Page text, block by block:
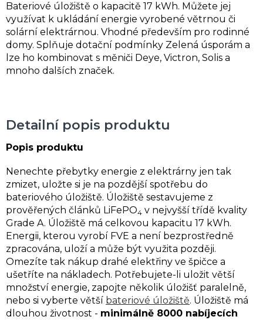
Bateriové úložiště o kapacitě 17 kWh. Můžete jej
využívat k ukládání energie vyrobené větrnou či
solární elektrárnou. Vhodné především pro rodinné
domy. Splňuje dotační podmínky Zelená úsporám a
lze ho kombinovat s měniči Deye, Victron, Solis a
mnoho dalších značek.
Detailní popis produktu
Popis produktu
Nenechte přebytky energie z elektrárny jen tak
zmizet, uložte si je na pozdější spotřebu do
bateriového úložiště. Úložiště sestavujeme z
prověřených článků LiFePO4 v nejvyšší třídě kvality
Grade A. Úložiště má celkovou kapacitu 17 kWh.
Energii, kterou vyrobí FVE a není bezprostředně
zpracována, uloží a může být využita později.
Omezíte tak nákup drahé elektřiny ve špičce a
ušetříte na nákladech. Potřebujete-li uložit větší
množství energie, zapojte několik úložišť paralelně,
nebo si vyberte větší bateriové úložiště. Úložiště má
dlouhou životnost - minimálně 8000 nabíjecích